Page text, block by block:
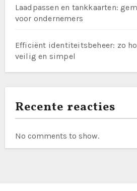
Laadpassen en tankkaarten:
voor ondernemers
Efficiënt identiteitsbeheer: zo
veilig en simpel
Recente reacties
No comments to show.